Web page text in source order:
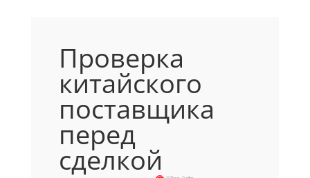
Проверка
китайского
поставщика
перед
сделкой